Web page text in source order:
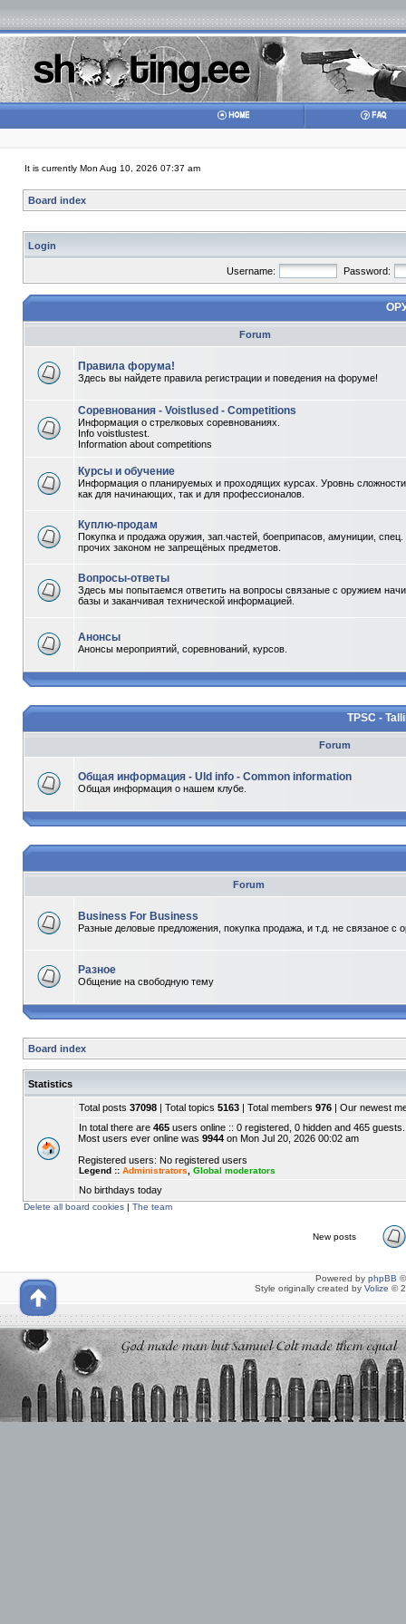
It is currently Mon Aug 10, 2026 07:37 am
Board index
Login
Username: Password:
Forum
Правила форума!
Здесь вы найдете правила регистрации и поведения на форуме!
Соревнования - Voistlused - Competitions
Информация о стрелковых соревнованиях.
Info voistlustest.
Information about competitions
Курсы и обучение
Информация о планируемых и проходящих курсах. Уровнь
как для начинающих, так и для профессионалов.
Куплю-продам
Покупка и продажа оружия, зап.частей, боеприпасов, амуниции, спец.
прочих законом не запрещёных предметов.
Вопросы-ответы
Здесь мы попытаемся ответить на вопросы связаные с оружием
базы и заканчивая технической информацией.
Анонсы
Анонсы мероприятий, соревнований, курсов.
TPSC -
Forum
Общая информация - Uld info - Common information
Общая информация о нашем клубе.
Forum
Business For Business
Разные деловые предложения, покупка продажа, и т.д. не связаное с
Разное
Общение на свободную тему
Board index
Statistics
Total posts 37098 | Total topics 5163 | Total members 976 | Our newest
In total there are 465 users online :: 0 registered, 0 hidden and 465 guests.
Most users ever online was 9944 on Mon Jul 20, 2026 00:02 am
Registered users: No registered users
Legend :: Administrators Global moderators
No birthdays today
Delete all board cookies | The team
New posts
Powered by phpBB
Style originally created by Volize ©